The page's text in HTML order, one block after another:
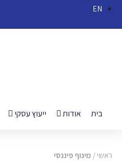
EN
בית אודות ייעוץ עסקי
ראשי/ מינוף פיננסי